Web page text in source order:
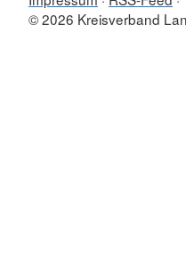
© 2026 Kreisverband